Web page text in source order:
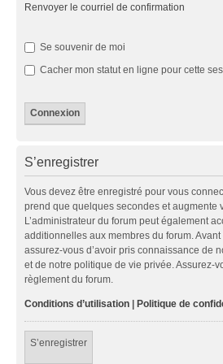
Renvoyer le courriel de confirmation
Se souvenir de moi
Cacher mon statut en ligne pour cette
S’enregistrer
Vous devez être enregistré pour vous
prend que quelques secondes et augmente
L’administrateur du forum peut également
additionnelles aux membres du forum.
assurez-vous d’avoir pris connaissance de
et de notre politique de vie privée. Assurez-
règlement du forum.
Conditions d’utilisation | Politique de
S’enregistrer